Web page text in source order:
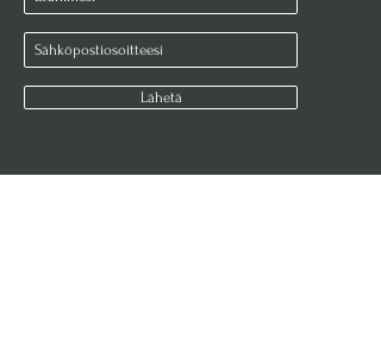
Lähetä